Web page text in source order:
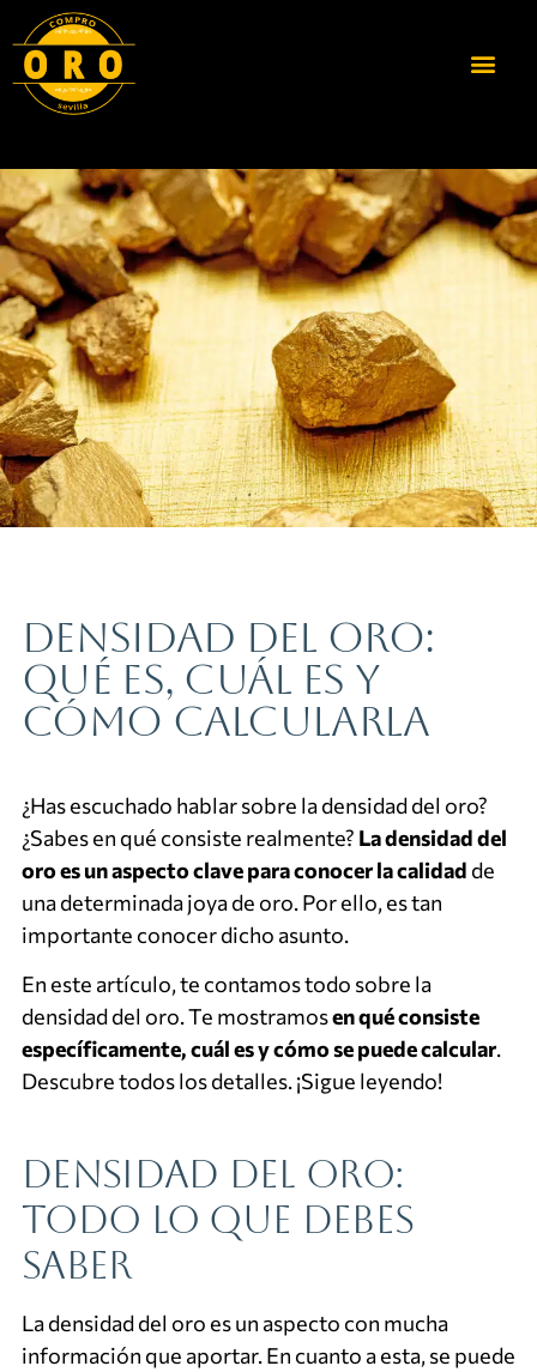
Densidad del oro:
qué es, cuál es y
cómo calcularla
¿Has escuchado hablar sobre la densidad del oro?
¿Sabes en qué consiste realmente? La densidad del
oro es un aspecto clave para conocer la calidad de
una determinada joya de oro. Por ello, es tan
importante conocer dicho asunto.
En este artículo, te contamos todo sobre la
densidad del oro. Te mostramosen qué consiste
específicamente, cuál es y cómo se puede calcular.
Descubre todos los detalles. ¡Sigue leyendo!
Densidad del oro:
todo lo que debes
saber
La densidad del oro es un aspecto con mucha
información que aportar. En cuanto a esta, se puede